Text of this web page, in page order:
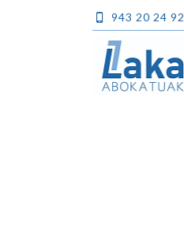
943 20 24 92